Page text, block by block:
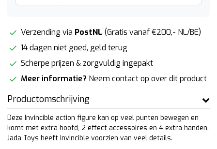
Verzending via PostNL (Gratis vanaf €200,- NL/BE)
14 dagen niet goed, geld terug
Scherpe prijzen & zorgvuldig ingepakt
Meer informatie? Neem contact op over dit product
Productomschrijving
Deze Invincible action figure kan op veel punten bewegen en
komt met extra hoofd, 2 effect accessoires en 4 extra handen.
Jada Toys heeft Invincible voorzien van veel details.